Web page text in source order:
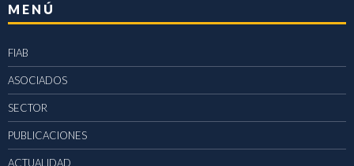
MENÚ
FIAB
ASOCIADOS
SECTOR
PUBLICACIONES
ACTUALIDAD